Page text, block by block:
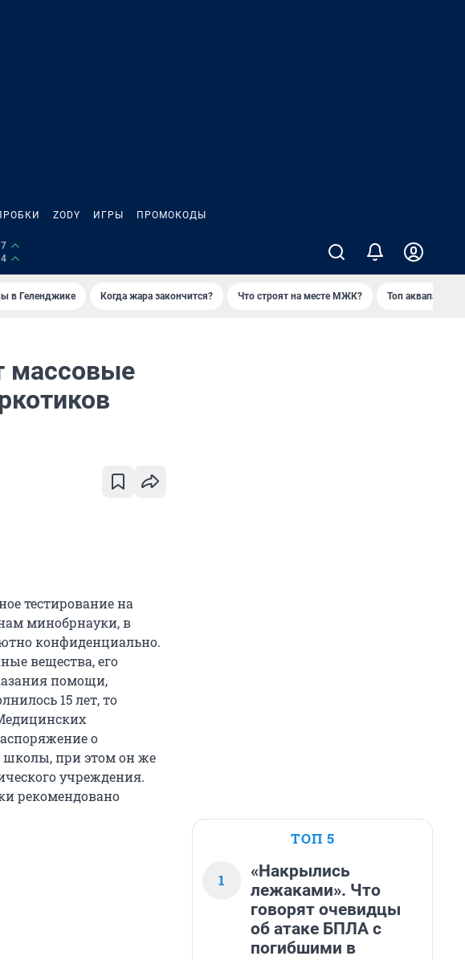
ZODY ИГРЫ ПРОМОКОДЫ
в Геленджике Когда жара закончится? Что строят на месте МЖК? Топ аквапарков
массовые
тестирование на
минобрнауки, в
конфиденциально.
вещества, его
помощи,
15 лет, то
о
школы, при этом он же
учреждения.
рекомендовано
ТОП 5
1
«Накрылись
лежаками». Что
говорят очевидцы
об атаке БПЛА с
погибшими в